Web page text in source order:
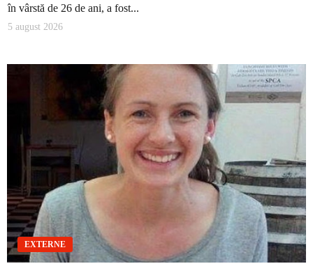
în vârstă de 26 de ani, a fost...
5 august 2026
EXTERNE